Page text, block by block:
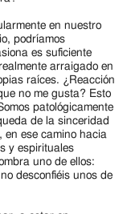
en nuestro
podríamos
es suficiente
arraigado en
raíces. ¿Reacción
no me gusta? Esto
patológicamente
de la sinceridad
en ese camino hacia
y espirituales
uno de ellos:
desconfiéis unos de